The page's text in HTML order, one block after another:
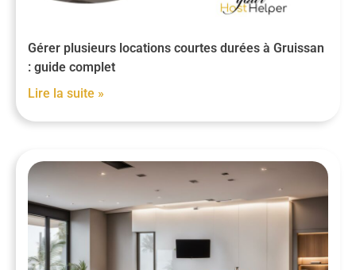
Gérer plusieurs locations courtes durées à Gruissan
: guide complet
Lire la suite »